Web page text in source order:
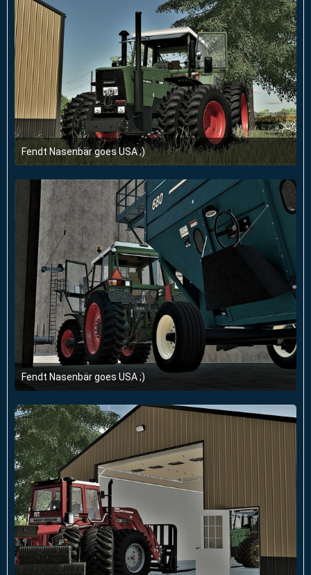
Fendt Nasenbär goes USA ;)
21. September 2022 um 13:22
1
Fendt Nasenbär goes USA ;)
21. September 2022 um 13:22
1